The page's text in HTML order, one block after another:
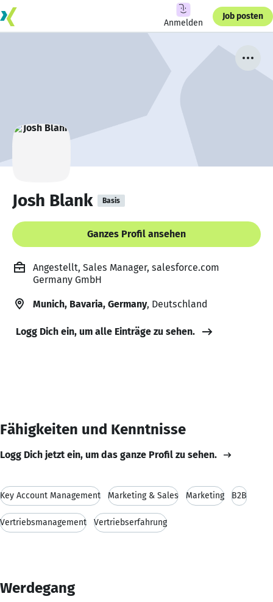
Anmelden
Job posten
Josh Blank Basis
Ganzes Profil ansehen
Angestellt, Sales Manager, salesforce.com
Germany GmbH
Munich, Bavaria, Germany, Deutschland
Logg Dich ein, um alle Einträge zu sehen.
Fähigkeiten und Kenntnisse
Logg Dich jetzt ein, um das ganze Profil zu sehen.
Key Account Management Marketing & Sales Marketing B2B
Vertriebsmanagement Vertriebserfahrung
Werdegang